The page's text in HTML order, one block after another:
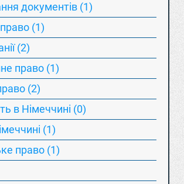
документів (1)
(1)
(2)
право (1)
(2)
в Німеччині (0)
(1)
право (1)